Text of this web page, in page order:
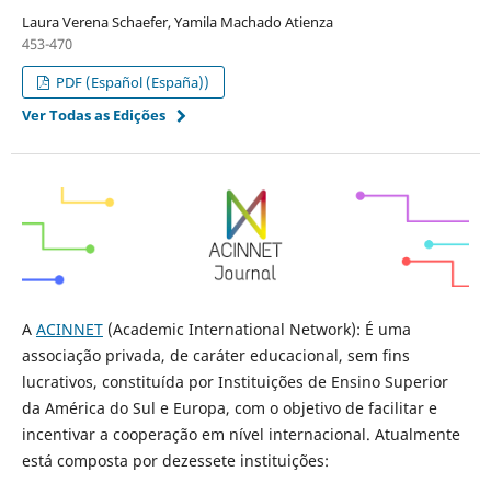
Laura Verena Schaefer, Yamila Machado Atienza
453-470
PDF (Español (España))
Ver Todas as Edições
A ACINNET(Academic International Network): É uma
associação privada, de caráter educacional, sem fins
lucrativos, constituída por Instituições de Ensino Superior
da América do Sul e Europa, com o objetivo de facilitar e
incentivar a cooperação em nível internacional. Atualmente
está composta por dezessete instituições: